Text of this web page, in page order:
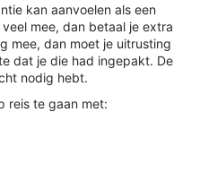
kan aanvoelen als een
mee, dan betaal je extra
mee, dan moet je uitrusting
dat je die had ingepakt. De
nodig hebt.
reis te gaan met: